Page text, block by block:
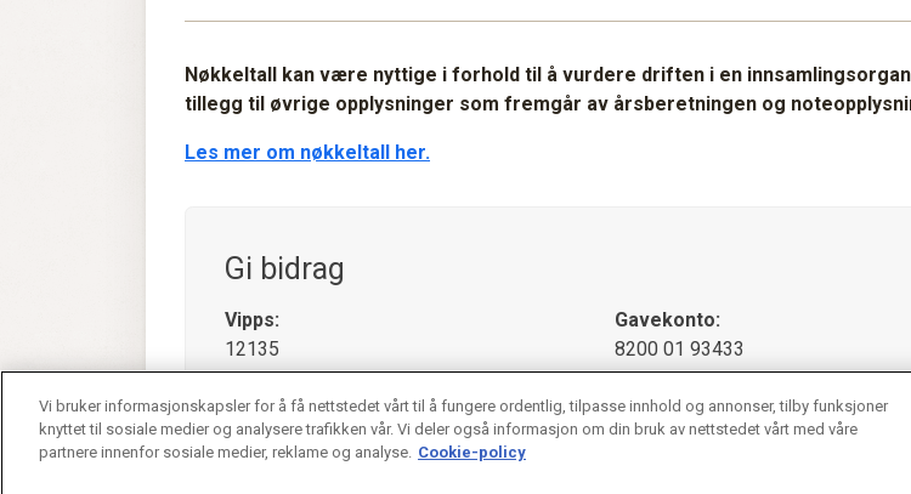
Nøkkeltall kan være nyttige i forhold til å vurdere driften i en
tillegg til øvrige opplysninger som fremgår av årsberetningen og
Les mer om nøkkeltall her.
Gi bidrag
Vipps:
12135
Gavekonto:
8200 01 93433
· 0157 OSLO – Postadresse:
Vi bruker informasjonskapsler for å få nettstedet vårt til å fungere ordentlig, tilpasse innhold og annonser, tilby funksjoner
knyttet til sosiale medier og analysere trafikken vår. Vi deler også informasjon om din bruk av nettstedet vårt med våre
partnere innenfor sosiale medier, reklame og analyse. Cookie-policy